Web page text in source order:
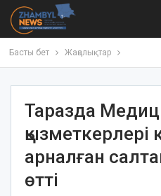
Басты бет Жаңалықтар
Таразда
қызметкерлері
арналған
өтті